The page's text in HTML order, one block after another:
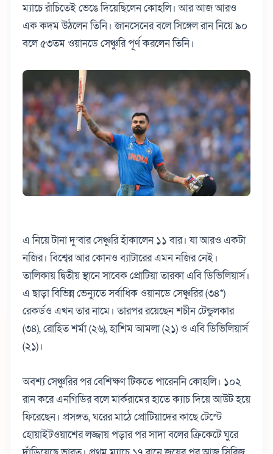
ম্যাচে রাঁচিতেই ভেঙে দিয়েছিলেন কোহলি। আর আজ আরও
এক কদম উঠলেন তিনি। জানসেনের বলে সিঙ্গেল রান নিয়ে ৯০
বলে ৫৩তম ওয়ানডে সেঞ্চুরি পূর্ণ করলেন তিনি।
এ নিয়ে টানা দু’বার সেঞ্চুরি হাঁকালেন ১১ বার। যা আরও একটা
নজির। বিশ্বের আর কোনও ব্যাটারের এমন নজির নেই।
তালিকায় দ্বিতীয় স্থানে সাবেক প্রোটিয়া তারকা এবি ডিভিলিয়ার্স।
এ ছাড়া বিভিন্ন ভেন্যুতে সর্বাধিক ওয়ানডে সেঞ্চুরির (৩৪*)
রেকর্ডও এখন তার নামে। তারপর রয়েছেন শচীন টেন্ডুলকার
(৩৪), রোহিত শর্মা (২৬), হাশিম আমলা (২১) ও এবি ডিভিলিয়ার্স
(২১)।
অবশ্য সেঞ্চুরির পর বেশিক্ষণ টিকতে পারেননি কোহলি। ১০২
রান করে এনগিডির বলে মার্করামের হাতে ক্যাচ দিয়ে আউট হয়ে
ফিরেছেন। প্রসঙ্গত, ঘরের মাঠে প্রোটিয়াদের কাছে টেস্টে
হোয়াইটওয়াশের লজ্জায় পড়ার পর সাদা বলের ক্রিকেটে ঘুরে